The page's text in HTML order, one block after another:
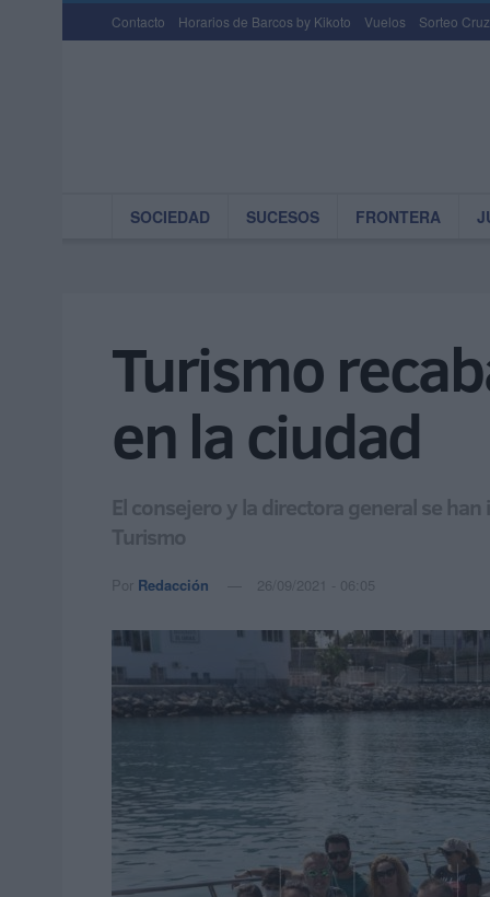
Contacto Horarios de Barcos by Kikoto Vuelos Sorteo
SOCIEDAD SUCESOS FRONTERA
Turismo
en la ciudad
El consejero y la directora general se
Turismo
Por Redacción 26/09/2021 - 06:05